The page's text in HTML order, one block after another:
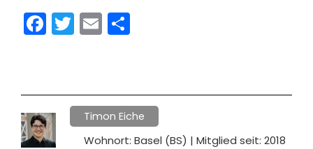
Facebook
Twitter
Email
Timon Eiche
Wohnort: Basel (BS) | Mitglied seit: 2018